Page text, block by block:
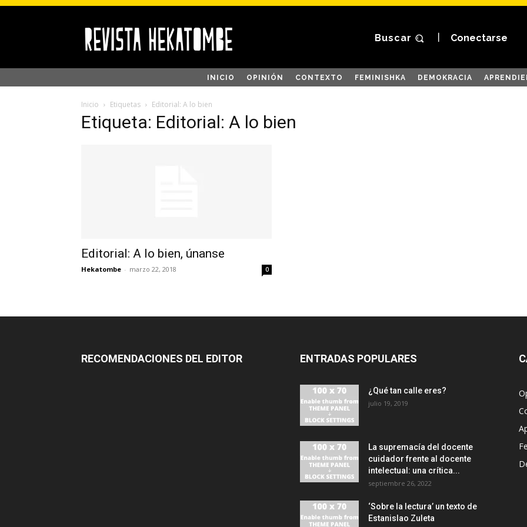
Buscar Conectarse
INICIO OPINIÓN CONTEXTO FEMINISHKA DEMOKRACIA
Inicio Etiquetas Editorial: A lo bien
Etiqueta: Editorial: A lo bien
Editorial: A lo bien, únanse
Hekatombe - marzo 22, 2018 0
RECOMENDACIONES DEL EDITOR ENTRADAS POPULARES
¿Qué tan calle eres?
julio 19, 2019
La supremacía del docente
cuidador frente al docente
intelectual: una crítica...
septiembre 26, 2022
‘Sobre la lectura’ un texto de
Estanislao Zuleta